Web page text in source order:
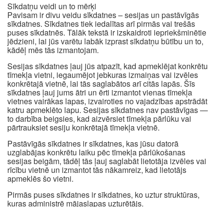
Sīkdatņu veidi un to mērķi
Pavisam ir divu veidu sīkdatnes – sesijas un pastāvīgās
sīkdatnes. Sīkdatnes tiek iedalītas arī pirmās vai trešās
puses sīkdatnēs. Tālāk tekstā ir izskaidroti iepriekšminētie
jēdzieni, lai jūs varētu labāk izprast sīkdatņu būtību un to,
kādēļ mēs tās izmantojam.
Sesijas sīkdatnes ļauj jūs atpazīt, kad apmeklējat konkrētu
tīmekļa vietni, iegaumējot jebkuras izmaiņas vai izvēles
konkrētajā vietnē, lai tās saglabātos arī citās lapās. Šīs
sīkdatnes ļauj jums ātri un ērti izmantot vienas tīmekļa
vietnes vairākas lapas, izvairoties no vajadzības apstrādāt
katru apmeklēto lapu. Sesijas sīkdatnes nav pastāvīgas —
to darbība beigsies, kad aizvērsiet tīmekļa pārlūku vai
pārtrauksiet sesiju konkrētajā tīmekļa vietnē.
Pastāvīgās sīkdatnes ir sīkdatnes, kas jūsu datorā
uzglabājas konkrētu laiku pēc tīmekļa pārlūkošanas
sesijas beigām, tādēļ tās ļauj saglabāt lietotāja izvēles vai
rīcību vietnē un izmantot tās nākamreiz, kad lietotājs
apmeklēs šo vietni.
Pirmās puses sīkdatnes ir sīkdatnes, ko uztur struktūras,
kuras administrē mājaslapas uzturētājs.